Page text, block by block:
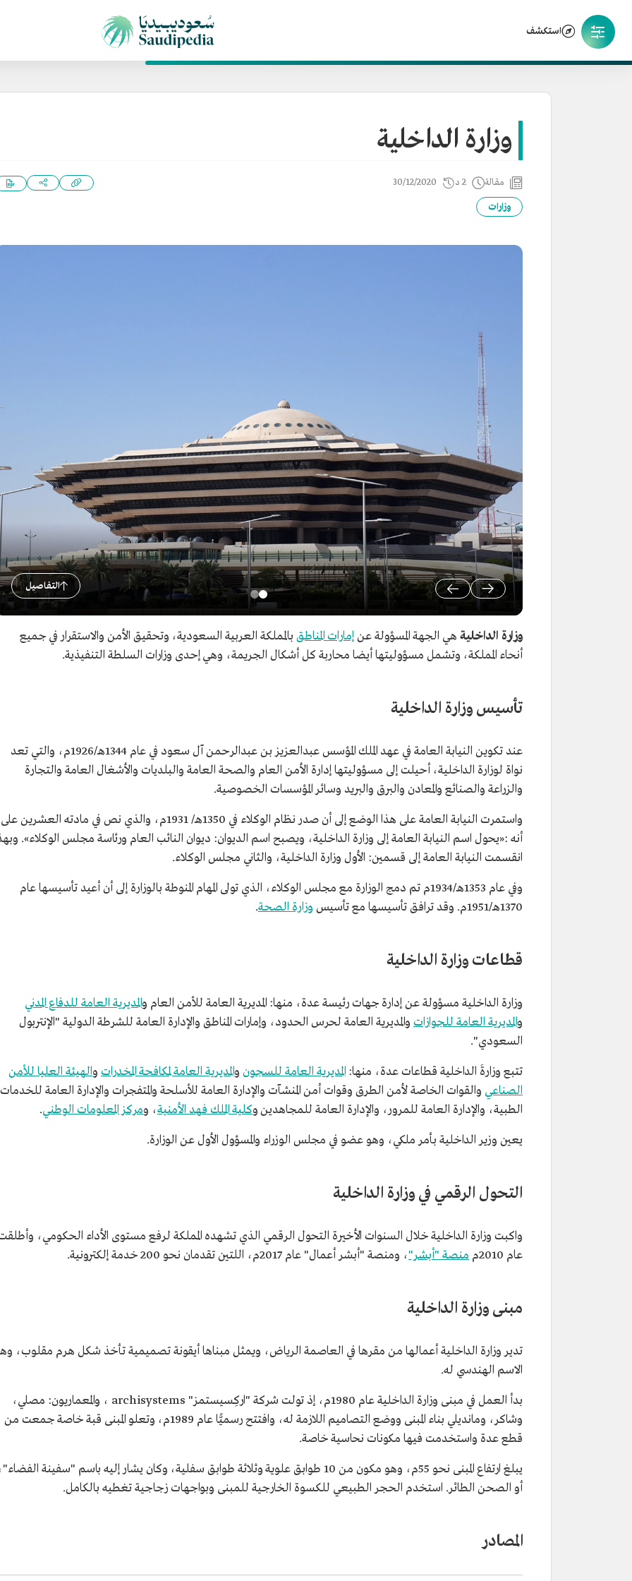
استكشف
وزارة الداخلية
مقالة 2 د 30/12/2020
وزارات
التفاصيل
وزارة الداخلية هي الجهة المسؤولة عنإمارات المناطق بالمملكة العربية السعودية، وتحقيق الأمن والاستقرار في جميع
أنحاء المملكة، وتشمل مسؤوليتها أيضا محاربة كل أشكال الجريمة، وهي إحدى وزارات السلطة التنفيذية.
تأسيس وزارة الداخلية
عند تكوين النيابة العامة في عهد الملك المؤسس عبدالعزيز بن عبدالرحمن آل سعود في عام 1344هـ/1926م، والتي تعد
نواة لوزارة الداخلية، أحيلت إلى مسؤوليتها إدارة الأمن العام والصحة العامة والبلديات والأشغال العامة والتجارة
والزراعة والصنائع والمعادن والبرق والبريد وسائر المؤسسات الخصوصية.
واستمرت النيابة العامة على هذا الوضع إلى أن صدر نظام الوكلاء في 1350هـ/ 1931م، والذي نص في مادته العشرين على
أنه :«يحول اسم النيابة العامة إلى وزارة الداخلية، ويصبح اسم الديوان: ديوان النائب العام ورئاسة مجلس الوكلاء».
انقسمت النيابة العامة إلى قسمين: الأول وزارة الداخلية، والثاني مجلس الوكلاء.
وفي عام 1353هـ/1934م تم دمج الوزارة مع مجلس الوكلاء، الذي تولى المهام المنوطة بالوزارة إلى أن أعيد تأسيسها عام
1370هـ/1951م. وقد ترافق تأسيسها مع تأسيس
وزارة الصحة.
قطاعات وزارة الداخلية
وزارة الداخلية مسؤولة عن إدارة جهات رئيسة عدة، منها: المديرية العامة للأمن العام والمديرية العامة للدفاع المدني
والمديرية العامة للجوازات والمديرية العامة لحرس الحدود، وإمارات المناطق والإدارة العامة للشرطة الدولية "الإنتربول
السعودي".
تتبع وزارةَ الداخلية قطاعات عدة، منها: المديرية العامة للسجون والمديرية العامة لمكافحة المخدرات والهيئة العليا للأمن
الصناعي والقوات الخاصة لأمن الطرق وقوات أمن المنشآت والإدارة العامة للأسلحة والمتفجرات والإدارة العامة للخدمات
الطبية، والإدارة العامة للمرور، والإدارة العامة للمجاهدين وكلية الملك فهد الأمنية، ومركز المعلومات الوطني.
يعين وزير الداخلية بأمر ملكي، وهو عضو في مجلس الوزراء والمسؤول الأول عن الوزارة.
التحول الرقمي في وزارة الداخلية
واكبت وزارة الداخلية خلال السنوات الأخيرة التحول الرقمي الذي تشهده المملكة لرفع مستوى الأداء الحكومي،
عام 2010م
منصة "أبشر"، ومنصة "أبشر أعمال" عام 2017م، اللتين تقدمان نحو 200 خدمة إلكترونية.
مبنى وزارة الداخلية
تدير وزارة الداخلية أعمالها من مقرها في العاصمة الرياض، ويمثل مبناها أيقونة تصميمية تأخذ شكل هرم مقلوب،
الاسم الهندسي له.
بدأ العمل في مبنى وزارة الداخلية عام 1980م، إذ تولت شركة "اركِسيستمز" archisystems ، والمعماريون: مصلي،
وشاكر، ومانديلي بناء المبنى ووضع التصاميم اللازمة له، وافتتح رسميًّا عام 1989م، وتعلو المبنى قبة خاصة جمعت من
قطع عدة واستخدمت فيها مكونات نحاسية خاصة.
يبلغ ارتفاع المبنى نحو 55م، وهو مكون من 10 طوابق علوية وثلاثة طوابق سفلية، وكان يشار إليه باسم "سفينة
أو الصحن الطائر. استخدم الحجر الطبيعي للكسوة الخارجية للمبنى وبواجهات زجاجية تغطيه بالكامل.
المصادر